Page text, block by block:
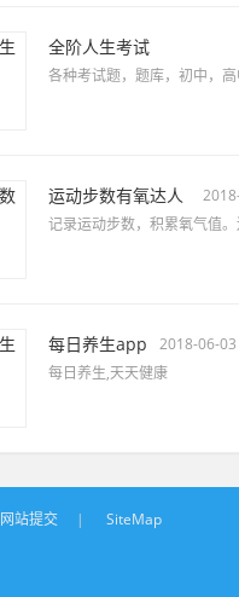
全阶人生考试
各种考试题，题库，初中，
运动步数有氧达人
记录运动步数，积累氧气值
每日养生app
2018-06-03
每日养生,天天健康
网站提交 |
SiteMap